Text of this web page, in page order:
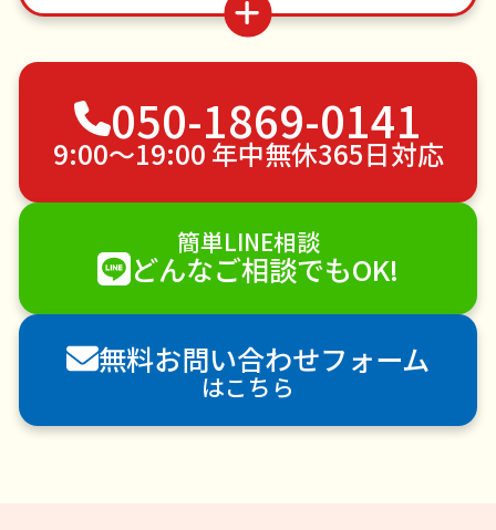
並び代行
網戸張替え
お庭の水やり
物置解体
ゴキブリ駆除
不用品回収
ゴミ屋敷片付け
引っ越し
植木の剪定
植木の伐採
手すり取り付け
ペットのお世話
エアコンクリーニング
DIY・日曜大工
ハウスクリーニング
雪かき・雪下ろし
襖（ふすま）の張替え
空き家管理
各種代行
害獣駆除
防草シート施工
ナメクジ駆除
害虫駆除
050-1869-0141
9:00〜19:00 年中無休365日対応
簡単LINE相談
どんなご相談でもOK!
無料お問い合わせフォーム
はこちら